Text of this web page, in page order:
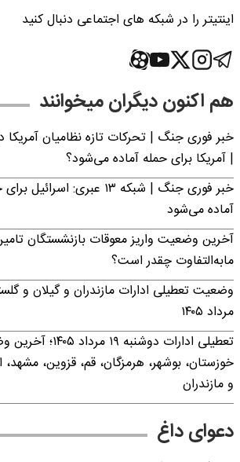
اینتیتر را در شبکه های اجتماعی دنبال کنید
هم اکنون دیگران میخوانند
خبر فوری جنگ | تحرکات تازه نظامیان آمریکا
| آمریکا برای حمله آماده می‌شود؟
خبر فوری جنگ | شبکه ۱۳ عبری:
آماده می‌شود
آخرین وضعیت واریز معوقات بازنشستگان
مابه‌التفاوت چقدر است؟
مرداد ۱۴۰۵
تعطیلی ادارات
خوزستان، بوشهر، هرمزگان، قم، قزوین،
و مازندران
دعوای داغ